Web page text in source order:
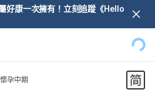
好康一次擁有！立刻追蹤《Hello
懷孕中期